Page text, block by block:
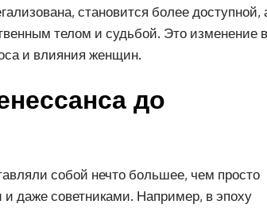
становится более доступной,
телом и судьбой. Это изменение в
и влияния женщин.
до
собой нечто большее, чем просто
даже советниками. Например, в эпоху